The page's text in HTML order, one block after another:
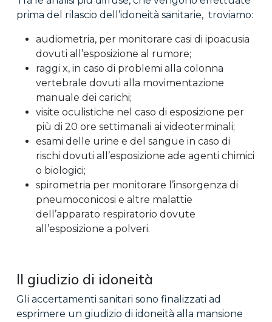
prima del rilascio dell’idoneità sanitarie, troviamo:
audiometria, per monitorare casi di ipoacusia
dovuti all’esposizione al rumore;
raggi x, in caso di problemi alla colonna
vertebrale dovuti alla movimentazione
manuale dei carichi;
visite oculistiche nel caso di esposizione per
più di 20 ore settimanali ai videoterminali;
esami delle urine e del sangue in caso di
rischi dovuti all’esposizione ade agenti chimici
o biologici;
spirometria per monitorare l’insorgenza di
pneumoconicosi e altre malattie
dell’apparato respiratorio dovute
all’esposizione a polveri.
Il giudizio di idoneità
Gli accertamenti sanitari sono finalizzati ad
esprimere un giudizio di idoneità alla mansione